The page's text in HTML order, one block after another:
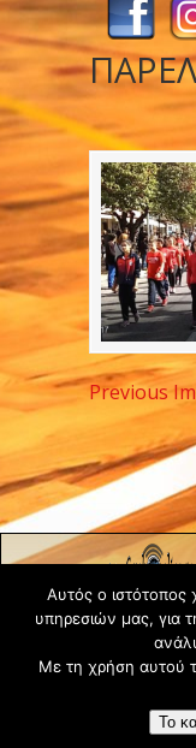
Previous
Αυτός ο ιστότοπος
υπηρεσιών μας, για
Με τη χρήση αυτού
Το